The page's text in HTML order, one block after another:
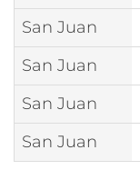
San Juan
San Juan
San Juan
San Juan